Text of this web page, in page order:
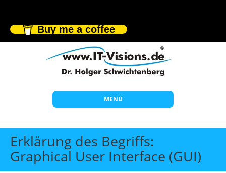
Buy me a coffee
MENU
Start
Themen
Erklärung des Begriffs:
Graphical User Interface (GUI)